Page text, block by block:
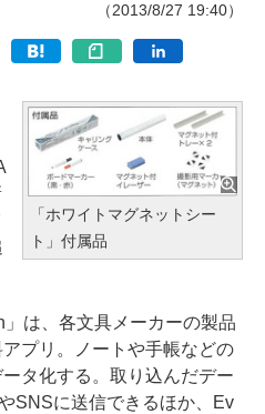
（2013/8/27 19:40）
「ホワイトマグネットシー
ト」付属品
は、各文具メーカーの製品
プリ。ノートや手帳などの
タ化する。取り込んだデー
SNSに送信できるほか、Ev